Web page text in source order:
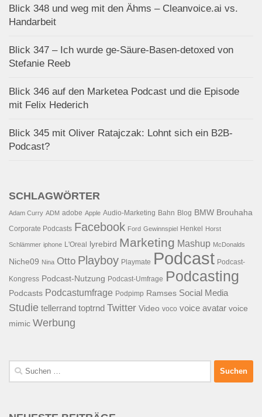
Blick 348 und weg mit den Ähms – Cleanvoice.ai vs.
Handarbeit
Blick 347 – Ich wurde ge-Säure-Basen-detoxed von
Stefanie Reeb
Blick 346 auf den Marketea Podcast und die Episode
mit Felix Hederich
Blick 345 mit Oliver Ratajczak: Lohnt sich ein B2B-
Podcast?
SCHLAGWÖRTER
Adam Curry ADM adobe Apple Audio-Marketing Bahn Blog BMW Brouhaha
Corporate Podcasts Facebook Ford Gewinnspiel Henkel Horst
Schlämmer iphone L'Oreal lyrebird Marketing Mashup McDonalds
Niche09 Nina Otto Playboy Playmate Podcast Podcast-
Kongress Podcast-Nutzung Podcast-Umfrage Podcasting
Podcasts Podcastumfrage Podpimp Ramses Social Media
Studie tellerrand toptrnd Twitter Video voco voice avatar voice
mimic Werbung
Suchen
nach: